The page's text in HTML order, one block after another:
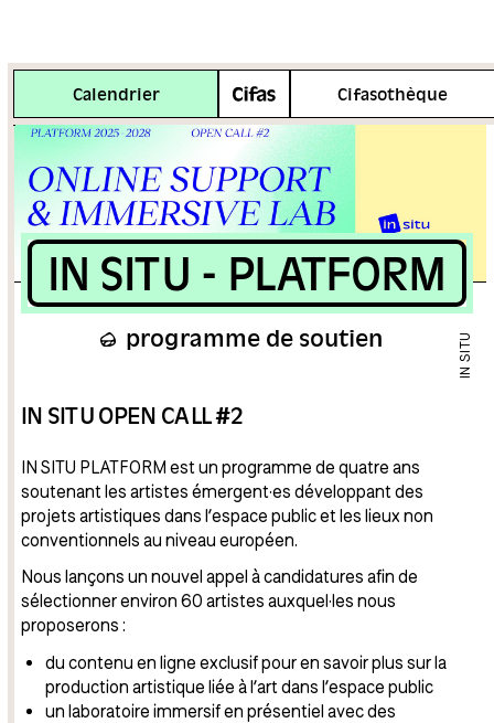
Calendrier Cifasothèque
Plus d'info
IN SITU
IN SITU - PLATFORM
programme de soutien
IN SITU OPEN CALL #2
IN SITU PLATFORM est un programme de quatre ans
soutenant les artistes émergent·es développant des
projets artistiques dans l’espace public et les lieux non
conventionnels au niveau européen.
Nous lançons un nouvel appel à candidatures afin de
sélectionner environ 60 artistes auxquel·les nous
proposerons :
du contenu en ligne exclusif pour en savoir plus sur la
production artistique liée à l’art dans l’espace public
un laboratoire immersif en présentiel avec des